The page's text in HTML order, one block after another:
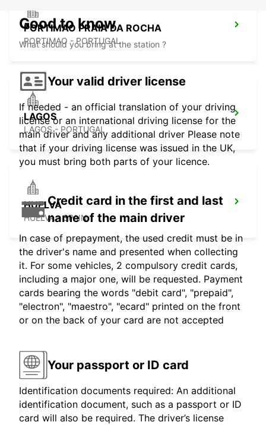
PORTIMAO PRAIA DA ROCHA
PORTIMAO - PORTUGAL
LAGOS
LAGOS - PORTUGAL
HUELVA
HUELVA - SPAIN
Good to know
What should you bring at the station ?
Your valid driver license
If needed - an official translation of your driving
license or an international driving license for the
main driver and any additional driver Please note
that if your driving license was issued in the UK,
you must bring both parts of your licence.
Credit card in the first and last
name of the main driver
In case of prepayment, the used credit must be in
the driver's name and presented when collecting
it. For some vehicles, 2 compulsory credit cards,
including a major one, will be requested. Payment
cards bearing the words "debit card", "prepaid",
"electron", "maestro", "ecard" printed on the front
or on the back of your card are not accepted
Your passport or ID card
Identification documents required: An additional
identification document, such as a passport or ID
card will also be required. The driver’s license